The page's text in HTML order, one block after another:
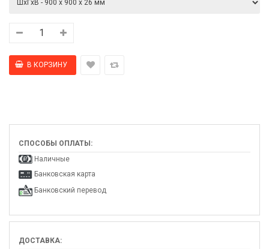
СПОСОБЫ ОПЛАТЫ:
Наличные
Банковская карта
Банковский перевод
ДОСТАВКА: